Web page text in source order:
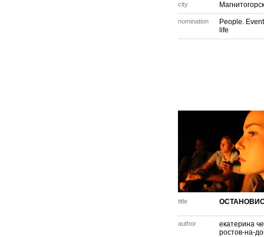
city Магнитогорск
nomination
People.
life
title
author
екатерина
ростов-на-